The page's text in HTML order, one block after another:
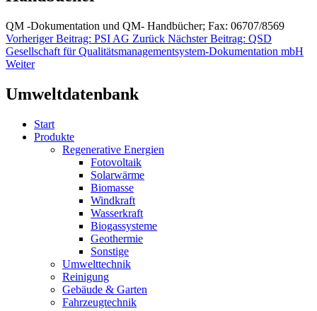
QM -Dokumentation und QM- Handbücher; Fax: 06707/8569
Vorheriger Beitrag: PSI AG Zurück Nächster Beitrag: QSD
Gesellschaft für Qualitätsmanagementsystem-Dokumentation mbH
Weiter
Umweltdatenbank
Start
Produkte
Regenerative Energien
Fotovoltaik
Solarwärme
Biomasse
Windkraft
Wasserkraft
Biogassysteme
Geothermie
Sonstige
Umwelttechnik
Reinigung
Gebäude & Garten
Fahrzeugtechnik